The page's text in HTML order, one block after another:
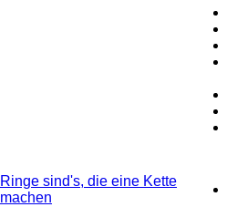
Ringe sind's, die eine Kette
machen